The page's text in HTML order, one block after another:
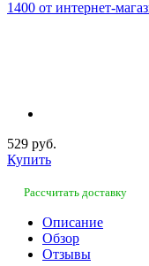
529 руб.
Купить
Рассчитать доставку
Описание
Обзор
Отзывы